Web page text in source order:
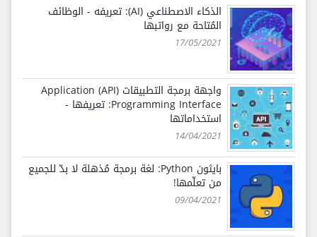
الذكاء الاصطناعي (AI): تعريفه - الوظائف
المُتاحة مع رواتبها
17/05/2021
واجهة برمجة التطبيقات (API) Application
Programming Interface: تعريفها -
استخداماتها
14/04/2021
بايثون Python: لغة برمجة مُذهلة لا بدّ للجميع
من تعلّمها!
09/04/2021